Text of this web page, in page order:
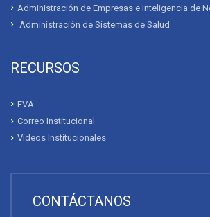
Administración de Empresas e Inteligencia de
Administración de Sistemas de Salud
RECURSOS
EVA
Correo Institucional
Videos Institucionales
CONTÁCTANOS